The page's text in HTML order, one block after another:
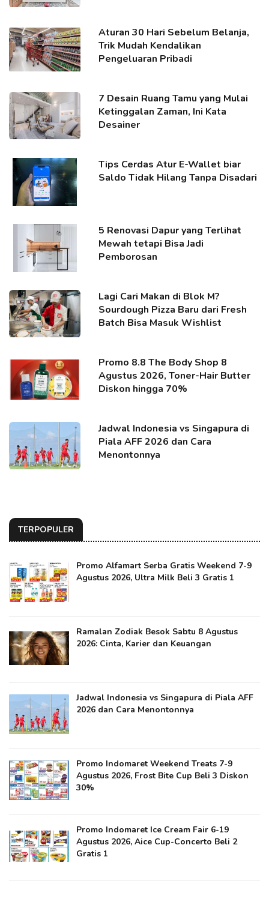
Aturan 30 Hari Sebelum Belanja,
Trik Mudah Kendalikan
Pengeluaran Pribadi
7 Desain Ruang Tamu yang Mulai
Ketinggalan Zaman, Ini Kata
Desainer
Tips Cerdas Atur E-Wallet biar
Saldo Tidak Hilang Tanpa Disadari
5 Renovasi Dapur yang Terlihat
Mewah tetapi Bisa Jadi
Pemborosan
Lagi Cari Makan di Blok M?
Sourdough Pizza Baru dari Fresh
Batch Bisa Masuk Wishlist
Promo 8.8 The Body Shop 8
Agustus 2026, Toner-Hair Butter
Diskon hingga 70%
Jadwal Indonesia vs Singapura di
Piala AFF 2026 dan Cara
Menontonnya
TERPOPULER
Promo Alfamart Serba Gratis Weekend 7-9
Agustus 2026, Ultra Milk Beli 3 Gratis 1
Ramalan Zodiak Besok Sabtu 8 Agustus
2026: Cinta, Karier dan Keuangan
Jadwal Indonesia vs Singapura di Piala AFF
2026 dan Cara Menontonnya
Promo Indomaret Weekend Treats 7-9
Agustus 2026, Frost Bite Cup Beli 3 Diskon
30%
Promo Indomaret Ice Cream Fair 6-19
Agustus 2026, Aice Cup-Concerto Beli 2
Gratis 1